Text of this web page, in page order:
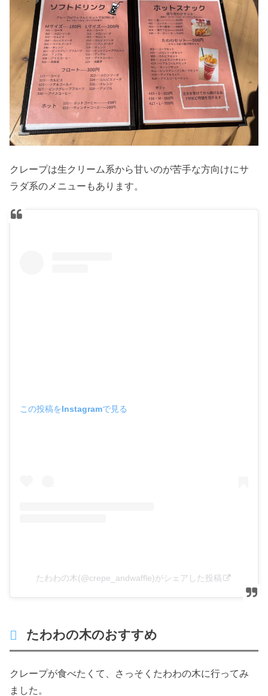
クレープは生クリーム系から甘いのが苦手な方向けにサ
ラダ系のメニューもあります。
この投稿をInstagramで見る
たわわの木(@crepe_andwaffle)がシェアした投稿
たわわの木のおすすめ
クレープが食べたくて、さっそくたわわの木に行ってみ
ました。